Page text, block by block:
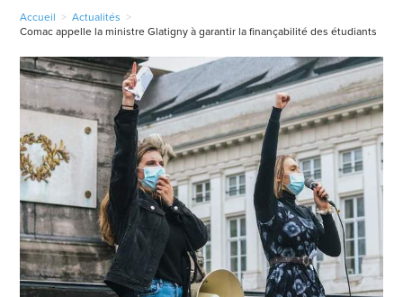
Accueil > Actualités >
Comac appelle la ministre Glatigny à garantir la finançabilité des étudiants